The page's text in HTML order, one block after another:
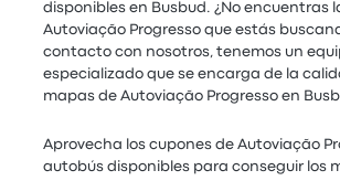
disponibles en Busbud. ¿No encuentras
Autoviação Progresso que estás
contacto con nosotros, tenemos un
especializado que se encarga de la
mapas de Autoviação Progresso en
Aprovecha los cupones de Autoviação
autobús disponibles para conseguir los